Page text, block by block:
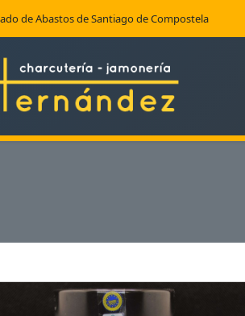
de Abastos de Santiago de Compostela